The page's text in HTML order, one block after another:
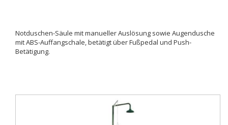
Notduschen-Säule mit manueller Auslösung sowie Augendusche
mit ABS-Auffangschale, betätigt über Fußpedal und Push-
Betätigung.